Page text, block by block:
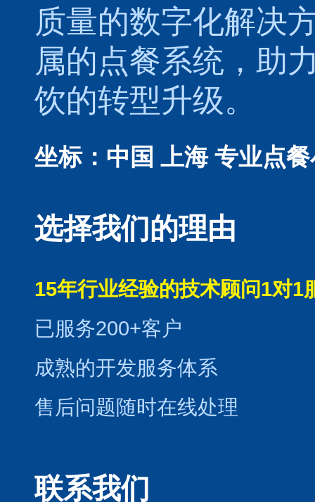
质量的数字化解决
属的点餐系统 ，助
饮的转型升级。
坐标：中国 上海 专业点
选择我们的理由
15年行业经验的技术顾问1对1
已服务200+客户
成熟的开发服务体系
售后问题随时在线处理
联系我们